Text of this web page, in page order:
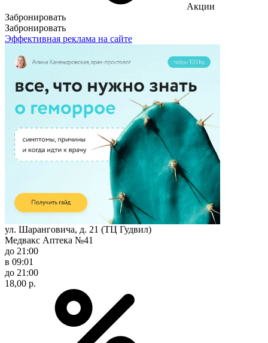
Акции
Забронировать
Забронировать
Эффективная реклама на сайте
ул. Шаранговича, д. 21 (ТЦ Гудвил)
Медвакс Аптека №41
до 21:00
в 09:01
до 21:00
18,00 р.